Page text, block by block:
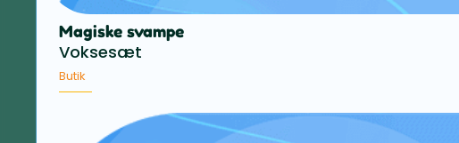
Magiske svampe
Voksesæt
Butik